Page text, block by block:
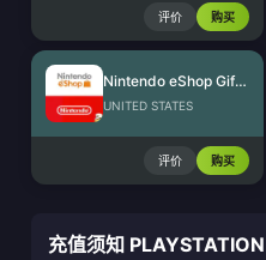
评价 购买
Nintendo eShop Gift Card (US)
UNITED STATES
评价 购买
充值须知